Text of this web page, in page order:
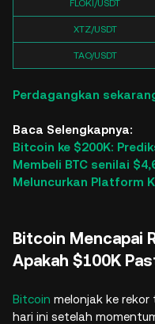
FLOKI/USDT
XTZ/USDT
TAO/USDT
Perdagangkan
Baca Selengkapnya:
Bitcoin ke $200K:
Membeli BTC senilai
Meluncurkan Platform
Bitcoin Mencapai
Apakah $100K
Bitcoin melonjak ke
hari ini setelah